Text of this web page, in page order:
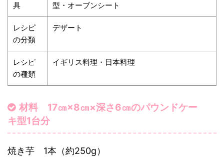
具
型・オーブンシート
レシピ
の分類
デザート
レシピ
の種類
イギリス料理・日本料理
材料 17㎝×8㎝×深さ6㎝のパウンドケー
キ型1台分
焼き芋 1本（約250g）